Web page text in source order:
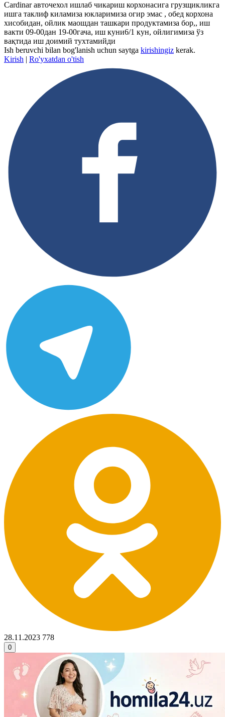
Cardinar авточехол ишлаб чикариш корхонасига грузщикликга
ишга таклиф киламиза юкларимиза огир эмас , обед корхона
хисобидан, ойлик маошдан ташкари продуктамиза бор,, иш
вакти 09-00дан 19-00гача, иш куни6/1 кун, ойлигимиза ўз
вақтида иш доимий тухтамийди
Ish beruvchi bilan bog'lanish uchun saytga kirishingiz kerak.
Kirish | Ro'yxatdan o'tish
28.11.2023 778
0